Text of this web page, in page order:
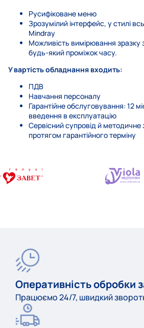
Русифіковане меню
Зрозумілий інтерфейс, у стилі
Mindray
Можливість вимірювання зразку
будь-який проміжок часу.
У вартість обладнання входить:
ПДВ
Навчання персоналу
Гарантійне обслуговування: 12
введення в експлуатацію
Сервісний супровід й методичне
протягом гарантійного терміну
Оперативність обробки
Працюємо 24/7, швидкий